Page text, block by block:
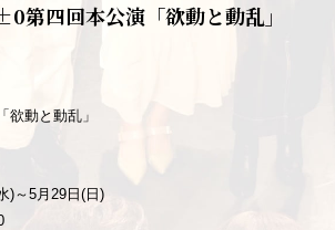
第四回本公演「欲動と動乱」
欲動と動乱」
)～5月29日(日)